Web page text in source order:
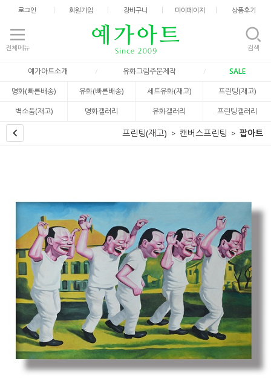
로그인 회원가입 장바구니 마이페이지 상품후기
전체메뉴 검색
예가아트소개 유화그림주문제작
SALE
명화(빠른배송)
유화(빠른배송) 세트유화(재고)
프린팅(재고)
벽소품(재고)
명화갤러리 유화갤러리 프린팅갤러리
프린팅(재고) 캔버스프린팅 팝아트